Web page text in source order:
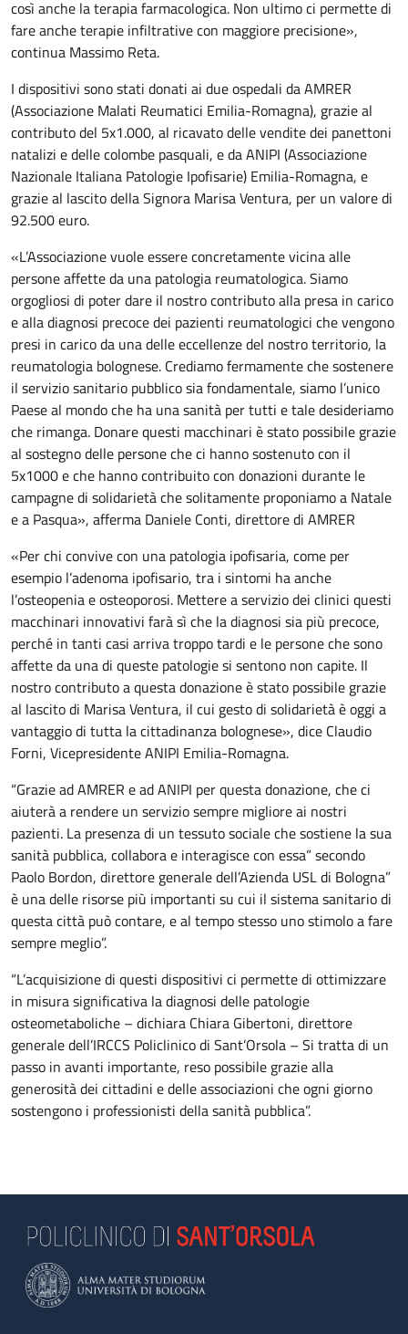
così anche la terapia farmacologica. Non ultimo ci permette di
fare anche terapie infiltrative con maggiore precisione»,
continua Massimo Reta.
I dispositivi sono stati donati ai due ospedali da AMRER
(Associazione Malati Reumatici Emilia-Romagna), grazie al
contributo del 5x1.000, al ricavato delle vendite dei panettoni
natalizi e delle colombe pasquali, e da ANIPI (Associazione
Nazionale Italiana Patologie Ipofisarie) Emilia-Romagna, e
grazie al lascito della Signora Marisa Ventura, per un valore di
92.500 euro.
«L’Associazione vuole essere concretamente vicina alle
persone affette da una patologia reumatologica. Siamo
orgogliosi di poter dare il nostro contributo alla presa in carico
e alla diagnosi precoce dei pazienti reumatologici che vengono
presi in carico da una delle eccellenze del nostro territorio, la
reumatologia bolognese. Crediamo fermamente che sostenere
il servizio sanitario pubblico sia fondamentale, siamo l’unico
Paese al mondo che ha una sanità per tutti e tale desideriamo
che rimanga. Donare questi macchinari è stato possibile grazie
al sostegno delle persone che ci hanno sostenuto con il
5x1000 e che hanno contribuito con donazioni durante le
campagne di solidarietà che solitamente proponiamo a Natale
e a Pasqua», afferma Daniele Conti, direttore di AMRER
«Per chi convive con una patologia ipofisaria, come per
esempio l’adenoma ipofisario, tra i sintomi ha anche
l’osteopenia e osteoporosi. Mettere a servizio dei clinici questi
macchinari innovativi farà sì che la diagnosi sia più precoce,
perché in tanti casi arriva troppo tardi e le persone che sono
affette da una di queste patologie si sentono non capite. Il
nostro contributo a questa donazione è stato possibile grazie
al lascito di Marisa Ventura, il cui gesto di solidarietà è oggi a
vantaggio di tutta la cittadinanza bolognese», dice Claudio
Forni, Vicepresidente ANIPI Emilia-Romagna.
“Grazie ad AMRER e ad ANIPI per questa donazione, che ci
aiuterà a rendere un servizio sempre migliore ai nostri
pazienti. La presenza di un tessuto sociale che sostiene la sua
sanità pubblica, collabora e interagisce con essa” secondo
Paolo Bordon, direttore generale dell’Azienda USL di Bologna”
è una delle risorse più importanti su cui il sistema sanitario di
questa città può contare, e al tempo stesso uno stimolo a fare
sempre meglio”.
“L’acquisizione di questi dispositivi ci permette di ottimizzare
in misura significativa la diagnosi delle patologie
osteometaboliche – dichiara Chiara Gibertoni, direttore
generale dell’IRCCS Policlinico di Sant’Orsola – Si tratta di un
passo in avanti importante, reso possibile grazie alla
generosità dei cittadini e delle associazioni che ogni giorno
sostengono i professionisti della sanità pubblica”.